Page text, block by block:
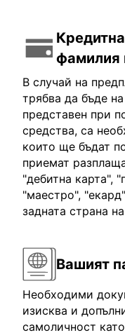
фамилия
В случай на
трябва да бъде
представен при
средства, са
които ще бъдат
приемат
"дебитна карта",
"маестро",
задната страна
Вашият
Необходими
изисква и
самоличност